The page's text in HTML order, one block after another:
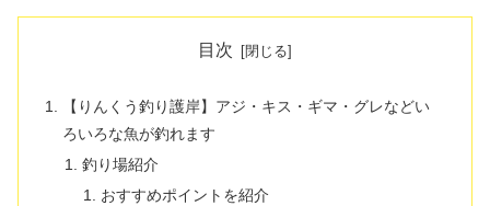
目次
【りんくう釣り護岸】アジ・キス・ギマ・グレなどい
ろいろな魚が釣れます
釣り場紹介
おすすめポイントを紹介